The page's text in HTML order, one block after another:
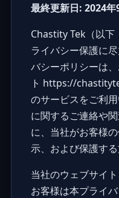
最終更新日: 2024年
Chastity Tek（以下
ライバシー保護に
バシーポリシーは
ト https://
のサービスをご利
に関するご連絡や
に、当社がお客様
示、および保護する
当社のウェブサイ
お客様は本プライ